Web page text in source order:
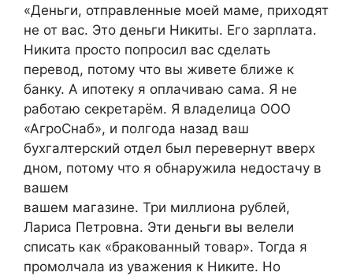
«Деньги, отправленные моей маме, приходят
не от вас. Это деньги Никиты. Его зарплата.
Никита просто попросил вас сделать
перевод, потому что вы живете ближе к
банку. А ипотеку я оплачиваю сама. Я не
работаю секретарём. Я владелица ООО
«АгроСнаб», и полгода назад ваш
бухгалтерский отдел был перевернут вверх
дном, потому что я обнаружила недостачу в
вашем
вашем магазине. Три миллиона рублей,
Лариса Петровна. Эти деньги вы велели
списать как «бракованный товар». Тогда я
промолчала из уважения к Никите. Но